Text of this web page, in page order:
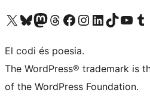
Visiteu el nostre compte X (abans Twitter)
Visiteu el nostre compte de Bluesky
Visiteu el nostre compte al Mastodon
Visiteu el nostre compte de Threads
Visiteu la nostra pàgina al Facebook
Visiteu el nostre compte d'Instagram
Visiteu el nostre compte de LinkedIn
Visiteu el nostre compte de TikTok
Visiteu el nostreVisiteu el
El codi és poesia.
The WordPress® trademark is
of the WordPress Foundation.